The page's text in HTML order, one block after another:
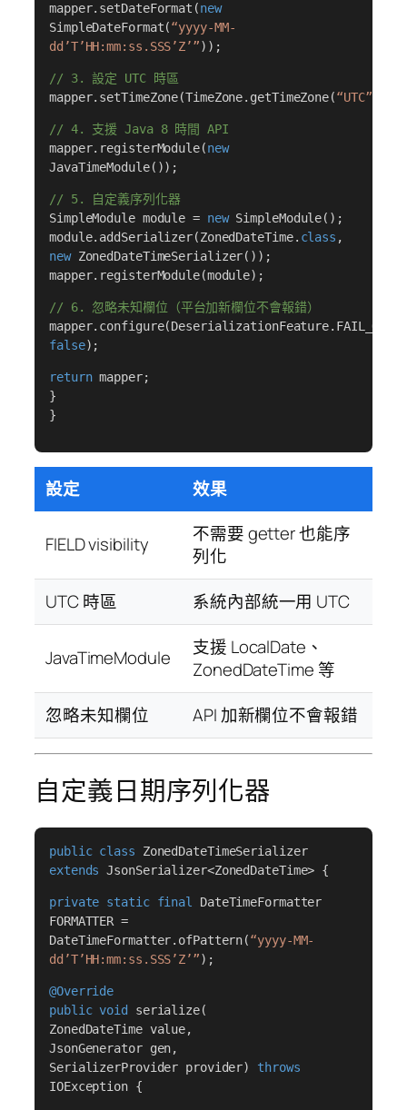
mapper.setDateFormat(new
SimpleDateFormat(“yyyy-MM-
dd’T’HH:mm:ss.SSS’Z’”));
// 3. 設定 UTC 時區
mapper.setTimeZone(TimeZone.getTimeZone(“UTC”
// 4. 支援 Java 8 時間 API
mapper.registerModule(new
JavaTimeModule());
// 5. 自定義序列化器
SimpleModule module = newSimpleModule();
module.addSerializer(ZonedDateTime. class ,
newZonedDateTimeSerializer());
mapper.registerModule(module);
// 6. 忽略未知欄位（平台加新欄位不會報錯）
false);
returnmapper;
}
}
設定 效果
FIELD visibility
不需要 getter 也能序
列化
UTC 時區
系統內部統一用 UTC
JavaTimeModule
支援 LocalDate、
ZonedDateTime 等
忽略未知欄位
API 加新欄位不會報錯
自定義日期序列化器
public class ZonedDateTimeSerializer
extends JsonSerializer<ZonedDateTime> {
private static final
DateTimeFormatter
FORMATTER =
DateTimeFormatter.ofPattern(“yyyy-MM-
dd’T’HH:mm:ss.SSS’Z’”);
@Override
public void
serialize(
ZonedDateTime value,
JsonGenerator gen,
SerializerProvider provider) throws
IOException {